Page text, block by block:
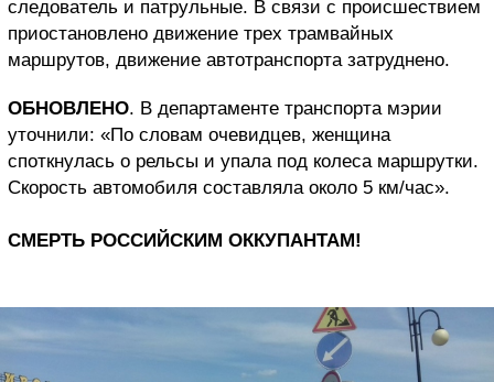
следователь и патрульные. В связи с происшествием
приостановлено движение трех трамвайных
маршрутов, движение автотранспорта затруднено.
ОБНОВЛЕНО. В департаменте транспорта мэрии
уточнили: «По словам очевидцев, женщина
споткнулась о рельсы и упала под колеса маршрутки.
Скорость автомобиля составляла около 5 км/час».
СМЕРТЬ РОССИЙСКИМ ОККУПАНТАМ!